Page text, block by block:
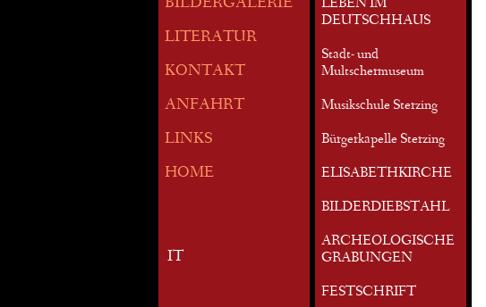
BILDERGALERIE
LITERATUR
KONTAKT
ANFAHRT
LINKS
HOME
IT
LEBEN IM
DEUTSCHHAUS
Stadt- und
Multschermuseum
Musikschule Sterzing
Bürgerkapelle Sterzing
ELISABETHKIRCHE
BILDERDIEBSTAHL
ARCHEOLOGISCHE
GRABUNGEN
FESTSCHRIFT